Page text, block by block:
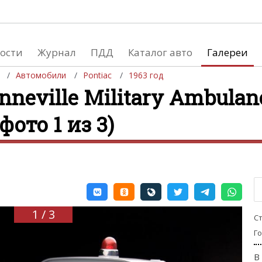
Журнал ПДД Каталог авто Галереи
Автомобили Pontiac 1963 год
Military
1 из 3)
и автомобили
и мото
Автосалоны
Список мировых автосалонов
1 / 3
В